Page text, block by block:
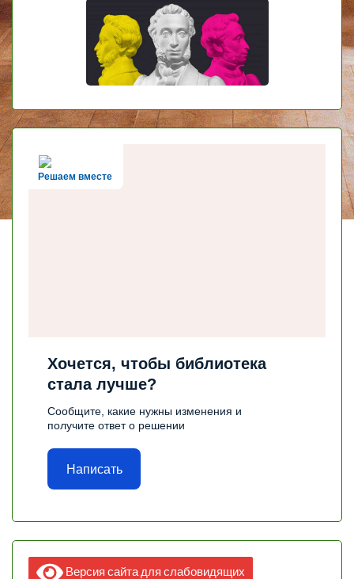
Решаем вместе
Хочется, чтобы библиотека
стала лучше?
Сообщите, какие нужны изменения и
получите ответ о решении
Написать
Версия сайта для слабовидящих